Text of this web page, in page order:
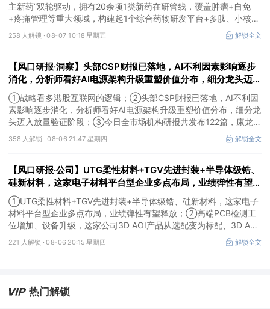
主新药”双轮驱动，拥有20余项1类新药在研管线，覆盖肿瘤+自免
+疼痛管理等重大领域，构建起1个综合药物研发平台+多肽、小核
酸、CGT、小分子4个创新技术平台，创新转型成果正逐步兑现。
258 人解锁 ·08-07 10:18 星期五 解锁全文
【风口研报·洞察】头部CSP财报已落地，AI不利因素影响逐步
消化，分析师看好AI电源架构升级重塑价值分布，细分龙头迈入
放量验证阶段；战略看多港股互联网的逻辑
①战略看多港股互联网的逻辑；②头部CSP财报已落地，AI不利因
素影响逐步消化，分析师看好AI电源架构升级重塑价值分布，细分龙
头迈入放量验证阶段；③今日全市场机构研报共发布122篇，康龙化
成、江淮汽车评级得到上调，9家公司获得首度覆盖，其中乔锋智能
获新财富分析师深度覆盖；④在个股机构关注度排行中，华峰化学
健盛集团。
358 人解锁 ·08-06 21:47 星期四 解锁全文
【风口研报·公司】UTG柔性材料+TGV先进封装+半导体级锆、
硅新材料，这家电子材料平台型企业多点布局，业绩弹性有望释
放；高端PCB检测工位增加、设备升级，这家公司3D AOI产品
从选配变为标配
①UTG柔性材料+TGV先进封装+半导体级锆、硅新材料，这家电子
材料平台型企业多点布局，业绩弹性有望释放；②高端PCB检测工
位增加、设备升级，这家公司3D AOI产品从选配变为标配、3D AXI
设备逐步成为刚需，现已进入头部客户供应体系。
221 人解锁 ·08-06 20:15 星期四 解锁全文
热门解锁